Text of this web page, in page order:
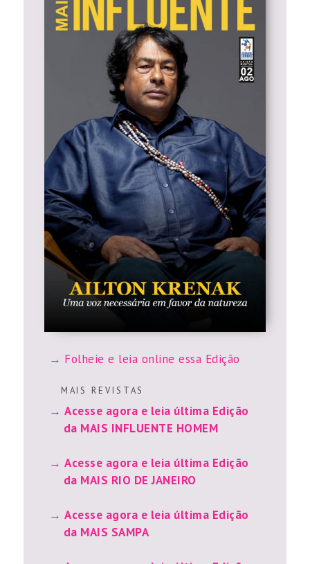
Folheie e leia online essa Edição
M A I S R E V I S T A S
Acesse agora e leia última Edição
da MAIS INFLUENTE HOMEM
Acesse agora e leia última Edição
da MAIS RIO DE JANEIRO
Acesse agora e leia última Edição
da MAIS SAMPA